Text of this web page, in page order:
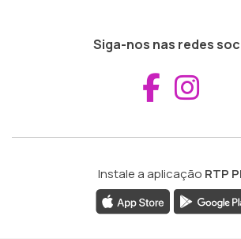
Siga-nos nas redes
Instale a aplicação RTP